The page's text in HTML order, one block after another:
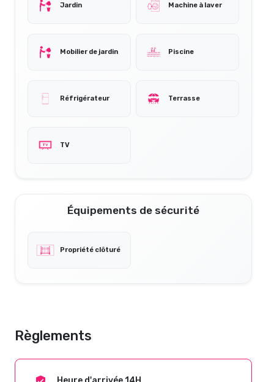
Jardin Machine à laver
Mobilier de jardin Piscine
Réfrigérateur Terrasse
TV
Équipements de sécurité
Propriété clôturé
Règlements